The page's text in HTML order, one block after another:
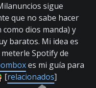
sigue
que no sabe hacer
dios manda) y
baratos. Mi idea es
Spotify de
es mi guía para
[relacionados]